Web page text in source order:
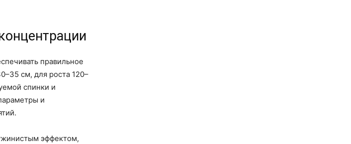
правильное
см, для роста 120–
спинки и
и
эффектом,